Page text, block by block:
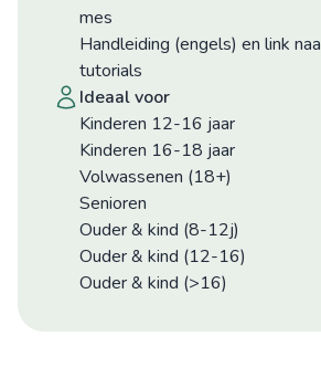
mes
Handleiding (engels) en link
tutorials
ideaal voor
Kinderen 12-16 jaar
Kinderen 16-18 jaar
Volwassenen (18+)
Senioren
Ouder & kind (8-12j)
Ouder & kind (12-16)
Ouder & kind (>16)